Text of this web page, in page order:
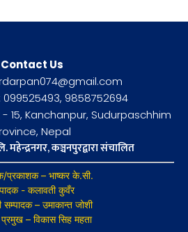
Contact Us
9858752694
15, Kanchanpur, Sudurpaschhim
Nepal
महेन्द्रनगर, कञ्चनपुरद्वारा संचालित
प्रकाशक – भाष्कर के.सी.
- कलावती कुवँर
सम्पादक – उमाकान्त जोशी
प्रमुख – विकास सिह महता